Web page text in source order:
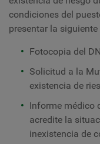
condiciones del
presentar la
Fotocopia del
Solicitud a la
existencia de
Informe médico
acredite la
inexistencia de